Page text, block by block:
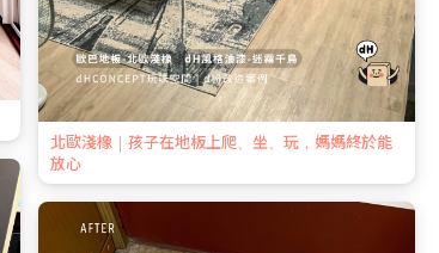
北歐淺橡｜孩子在地板上爬、坐、玩，媽媽終於能
放心